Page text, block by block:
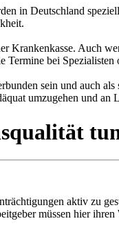
in Deutschland
Krankenkasse. Auch
bei Spezialisten
sein und auch
umzugehen und an
aktiv zu
müssen hier ihren